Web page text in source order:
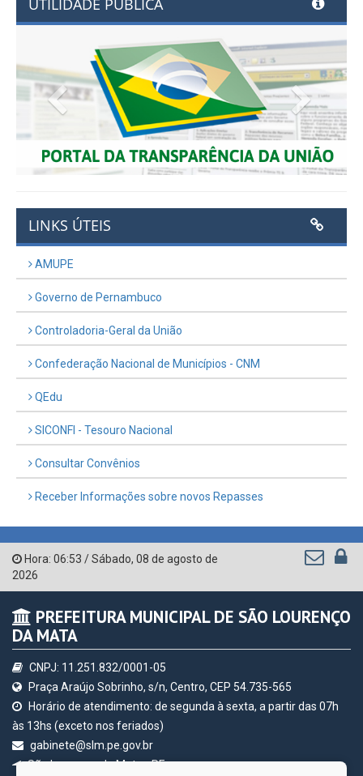
UTILIDADE PÚBLICA
Previous Next
LINKS ÚTEIS
AMUPE
Governo de Pernambuco
Controladoria-Geral da União
Confederação Nacional de Municípios - CNM
QEdu
SICONFI - Tesouro Nacional
Consultar Convênios
PREFEITURA MUNICIPAL DE SÃO LOURENÇO
DA MATA
CNPJ: 11.251.832/0001-05
Praça Araújo Sobrinho, s/n, Centro, CEP 54.735-565
Horário de atendimento: de segunda à sexta, a partir das 07h
às 13hs (exceto nos feriados)